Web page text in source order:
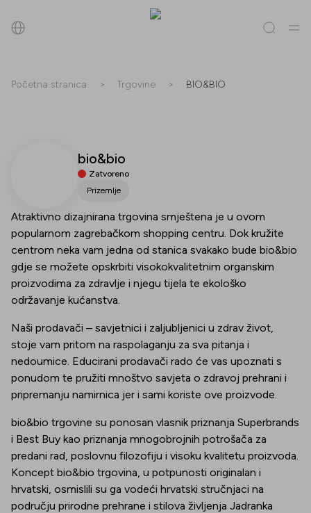
Događanja
Početna stranica > Trgovine > BIO&BIO
bio&bio
Zatvoreno
Prizemlje
Atraktivno dizajnirana trgovina smještena je u ovom
popularnom zagrebačkom shopping centru. Dok kružite
centrom neka vam jedna od stanica svakako bude bio&bio
gdje se možete opskrbiti visokokvalitetnim organskim
proizvodima za zdravlje i njegu tijela te ekološko
održavanje kućanstva.
Naši prodavači – savjetnici i zaljubljenici u zdrav život,
stoje vam pritom na raspolaganju za sva pitanja i
nedoumice. Educirani prodavači rado će vas upoznati s
ponudom te pružiti mnoštvo savjeta o zdravoj prehrani i
pripremanju namirnica jer i sami koriste ove proizvode.
bio&bio trgovine su ponosan vlasnik priznanja Superbrands
i Best Buy kao priznanja mnogobrojnih potrošača za
predani rad, poslovnu filozofiju i visoku kvalitetu proizvoda.
Koncept bio&bio trgovina, u potpunosti originalan i
hrvatski, osmislili su ga vodeći hrvatski stručnjaci na
području prirodne prehrane i stilova življenja Jadranka